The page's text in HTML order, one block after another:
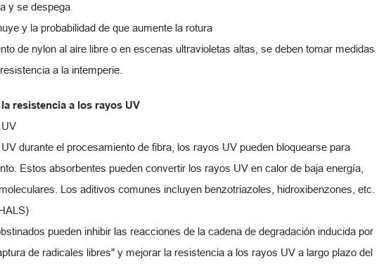
y se despega
y la probabilidad de que aumente la rotura
de nylon al aire libre o en escenas ultravioletas altas, se deben tomar medidas
a la intemperie.
resistencia a los rayos UV
durante el procesamiento de fibra, los rayos UV pueden bloquearse para
Estos absorbentes pueden convertir los rayos UV en calor de baja energía,
Los aditivos comunes incluyen benzotriazoles, hidroxibenzones, etc.
pueden inhibir las reacciones de la cadena de degradación inducida por
de radicales libres" y mejorar la resistencia a los rayos UV a largo plazo del